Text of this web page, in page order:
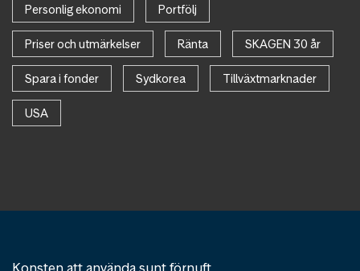
Personlig ekonomi Portfölj
Priser och utmärkelser Ränta SKAGEN 30 år
Spara i fonder Sydkorea Tillväxtmarknader
USA
Konsten att använda sunt förnuft